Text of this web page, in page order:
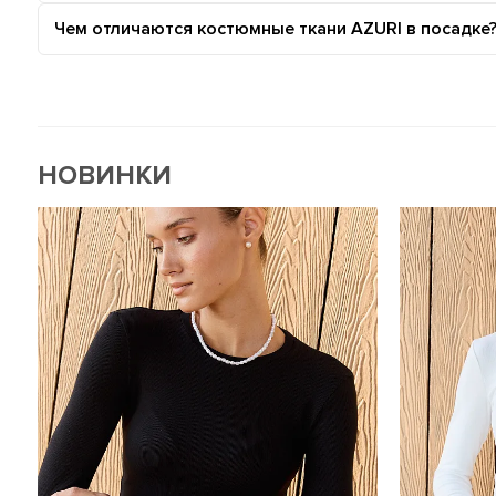
Чем отличаются костюмные ткани AZURI в посадке?
НОВИНКИ